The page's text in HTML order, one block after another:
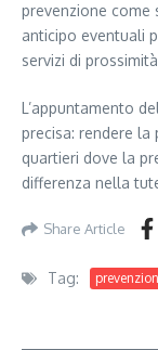
prevenzione
anticipo eventuali
servizi di
L’appuntamento
precisa: rendere la
quartieri dove la
differenza nella
Share Article
Tag: